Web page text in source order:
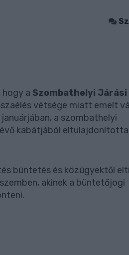
hogy a Szombathelyi Járási
vétsége miatt emelt
a szombathelyi
kabátjából eltulajdonította
büntetés és közügyektől
akinek a büntetőjogi